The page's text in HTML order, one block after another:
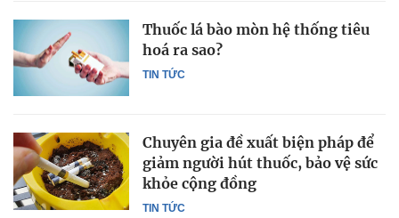
TIN TỨC
Thuốc lá bào mòn hệ thống tiêu
hoá ra sao?
TIN TỨC
Chuyên gia đề xuất biện pháp để
giảm người hút thuốc, bảo vệ sức
khỏe cộng đồng